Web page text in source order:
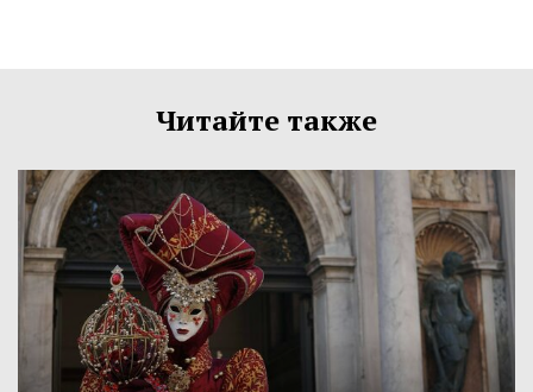
Читайте также